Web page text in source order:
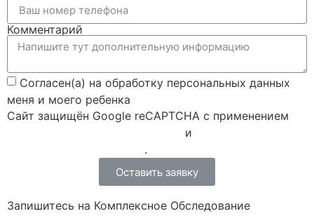
Комментарий
Согласен(а) на обработку персональных данных
меня и моего ребенка
Сайт защищён Google reCAPTCHA с применением
и
.
Оставить заявку
Запишитесь на Комплексное Обследование